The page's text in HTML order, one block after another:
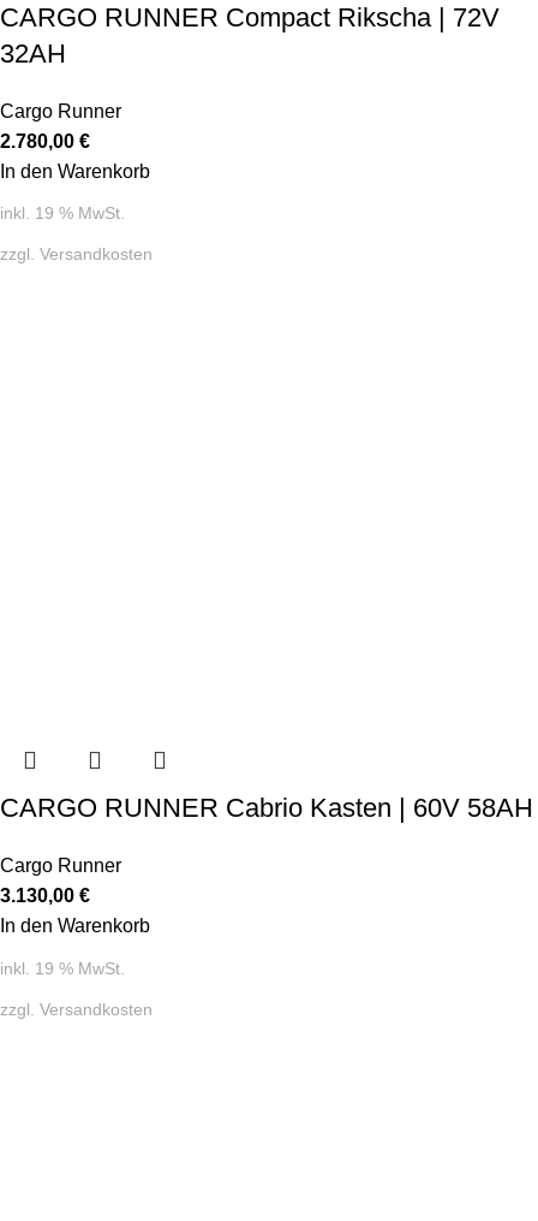
CARGO RUNNER Compact Rikscha | 72V
32AH
Cargo Runner
2.780,00 €
In den Warenkorb
inkl. 19 % MwSt.
zzgl. Versandkosten
CARGO RUNNER Cabrio Kasten | 60V 58AH
Cargo Runner
3.130,00 €
In den Warenkorb
inkl. 19 % MwSt.
zzgl. Versandkosten